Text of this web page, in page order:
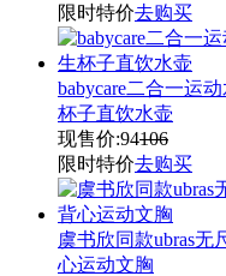
限时特价去购买
babycare二合一运
杯子直饮水壶
现售价:94106
限时特价去购买
虞书欣同款ubras
心运动文胸